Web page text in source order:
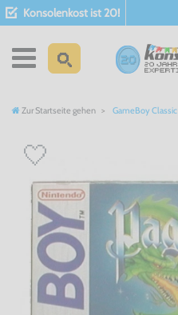
Konsolenkost ist 20!
Zur Startseite gehen GameBoy Classic